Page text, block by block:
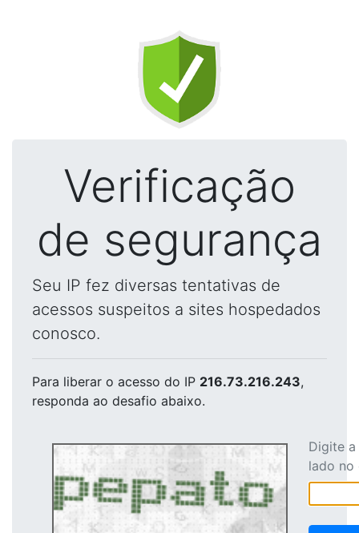
Verificação
de segurança
Seu IP fez diversas tentativas de
acessos suspeitos a sites hospedados
conosco.
Para liberar o acesso do IP 216.73.216.243,
responda ao desafio abaixo.
Digite
lado no